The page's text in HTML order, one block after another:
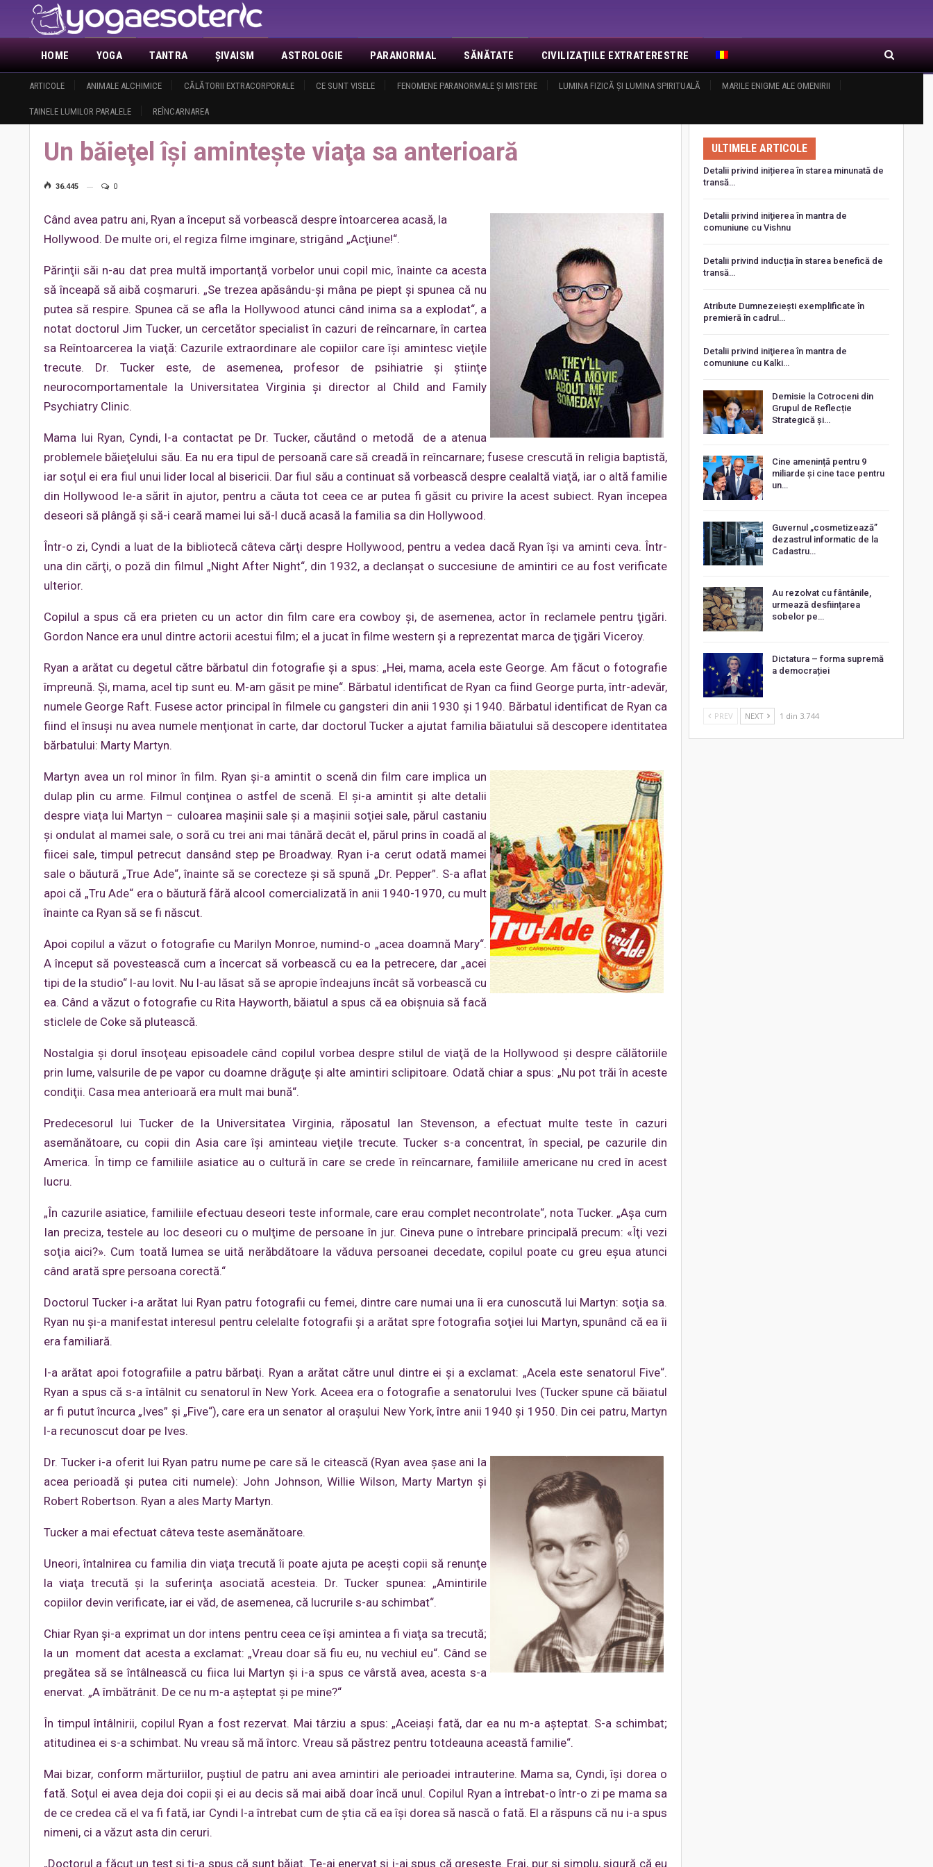
HOME
ACTUALITATE DEMASCAREA MASONERIEI ANUNŢURI DESPRE NOI EVENIMENTE REVELAŢII MISA CONTACT LOGIN ORA DE RĂSĂRIT ARTICOLE RECENTE
YOGA TANTRA ŞIVAISM ASTROLOGIE PARANORMAL
ARTICOLE ANIMALE ALCHIMICE CĂLĂTORII EXTRACORPORALE CE SUNT VISELE FENOMENE PARANORMALE ŞI MISTERE LUMINA FIZICĂ ŞI LUMINA SPIRITUALĂ MARILE ENIGME ALE OMENIRII
TAINELE LUMILOR PARALELE REÎNCARNAREA
SĂNĂTATE CIVILIZAŢIILE EXTRATERESTRE
Home Paranormal Reîncarnarea Un băieţel îşi aminteşte viaţa sa anterioară
Un băieţel îşi aminteşte viaţa sa anterioară
36.445 0
Când avea patru ani, Ryan a început să vorbească despre întoarcerea acasă, la
Hollywood. De multe ori, el regiza filme imginare, strigând „Acţiune!“.
Părinţii săi n-au dat prea multă importanţă vorbelor unui copil mic, înainte ca acesta
să înceapă să aibă coşmaruri. „Se trezea apăsându-şi mâna pe piept şi spunea că nu
putea să respire. Spunea că se afla la Hollywood atunci când inima sa a explodat“, a
notat doctorul Jim Tucker, un cercetător specialist în cazuri de reîncarnare, în cartea
sa Reîntoarcerea la viaţă: Cazurile extraordinare ale copiilor care îşi amintesc vieţile
trecute. Dr. Tucker este, de asemenea, profesor de psihiatrie şi ştiinţe
neurocomportamentale la Universitatea Virginia şi director al Child and Family
Psychiatry Clinic.
Mama lui Ryan, Cyndi, l-a contactat pe Dr. Tucker, căutând o metodă de a atenua
problemele băieţelului său. Ea nu era tipul de persoană care să creadă în reîncarnare; fusese crescută în religia baptistă,
iar soţul ei era fiul unui lider local al bisericii. Dar fiul său a continuat să vorbească despre cealaltă viaţă, iar o altă familie
din Hollywood le-a sărit în ajutor, pentru a căuta tot ceea ce ar putea fi găsit cu privire la acest subiect. Ryan începea
deseori să plângă şi să-i ceară mamei lui să-l ducă acasă la familia sa din Hollywood.
Într-o zi, Cyndi a luat de la bibliotecă câteva cărţi despre Hollywood, pentru a vedea dacă Ryan îşi va aminti ceva. Într-
una din cărţi, o poză din filmul „Night After Night“, din 1932, a declanşat o succesiune de amintiri ce au fost verificate
ulterior.
Copilul a spus că era prieten cu un actor din film care era cowboy şi, de asemenea, actor în reclamele pentru ţigări.
Gordon Nance era unul dintre actorii acestui film; el a jucat în filme western şi a reprezentat marca de ţigări Viceroy.
Ryan a arătat cu degetul către bărbatul din fotografie şi a spus: „Hei, mama, acela este George. Am făcut o fotografie
împreună. Şi, mama, acel tip sunt eu. M-am găsit pe mine“. Bărbatul identificat de Ryan ca fiind George purta, într-adevăr,
numele George Raft. Fusese actor principal în filmele cu gangsteri din anii 1930 şi 1940. Bărbatul identificat de Ryan ca
fiind el însuşi nu avea numele menţionat în carte, dar doctorul Tucker a ajutat familia băiatului să descopere identitatea
bărbatului: Marty Martyn.
Martyn avea un rol minor în film. Ryan şi-a amintit o scenă din film care implica un
dulap plin cu arme. Filmul conţinea o astfel de scenă. El şi-a amintit şi alte detalii
despre viaţa lui Martyn – culoarea maşinii sale şi a maşinii soţiei sale, părul castaniu
şi ondulat al mamei sale, o soră cu trei ani mai tânără decât el, părul prins în coadă al
fiicei sale, timpul petrecut dansând step pe Broadway. Ryan i-a cerut odată mamei
sale o băutură „True Ade“, înainte să se corecteze şi să spună „Dr. Pepper”. S-a aflat
apoi că „Tru Ade“ era o băutură fără alcool comercializată în anii 1940-1970, cu mult
înainte ca Ryan să se fi născut.
Apoi copilul a văzut o fotografie cu Marilyn Monroe, numind-o „acea doamnă Mary“.
A început să povestească cum a încercat să vorbească cu ea la petrecere, dar „acei
tipi de la studio“ l-au lovit. Nu l-au lăsat să se apropie îndeajuns încât să vorbească cu
ea. Când a văzut o fotografie cu Rita Hayworth, băiatul a spus că ea obişnuia să facă
sticlele de Coke să plutească.
Nostalgia şi dorul însoţeau episoadele când copilul vorbea despre stilul de viaţă de la Hollywood şi despre călătoriile
prin lume, valsurile de pe vapor cu doamne drăguţe şi alte amintiri sclipitoare. Odată chiar a spus: „Nu pot trăi în aceste
condiţii. Casa mea anterioară era mult mai bună“.
Predecesorul lui Tucker de la Universitatea Virginia, răposatul Ian Stevenson, a efectuat multe teste în cazuri
asemănătoare, cu copii din Asia care îşi aminteau vieţile trecute. Tucker s-a concentrat, în special, pe cazurile din
America. În timp ce familiile asiatice au o cultură în care se crede în reîncarnare, familiile americane nu cred în acest
lucru.
„În cazurile asiatice, familiile efectuau deseori teste informale, care erau complet necontrolate“, nota Tucker. „Aşa cum
Ian preciza, testele au loc deseori cu o mulţime de persoane în jur. Cineva pune o întrebare principală precum: «Îţi vezi
soţia aici?». Cum toată lumea se uită nerăbdătoare la văduva persoanei decedate, copilul poate cu greu eşua atunci
când arată spre persoana corectă.“
Doctorul Tucker i-a arătat lui Ryan patru fotografii cu femei, dintre care numai una îi era cunoscută lui Martyn: soţia sa.
Ryan nu şi-a manifestat interesul pentru celelalte fotografii şi a arătat spre fotografia soţiei lui Martyn, spunând că ea îi
era familiară.
I-a arătat apoi fotografiile a patru bărbaţi. Ryan a arătat către unul dintre ei şi a exclamat: „Acela este senatorul Five“.
Ryan a spus că s-a întâlnit cu senatorul în New York. Aceea era o fotografie a senatorului Ives (Tucker spune că băiatul
ar fi putut încurca „Ives” şi „Five“), care era un senator al oraşului New York, între anii 1940 şi 1950. Din cei patru, Martyn
l-a recunoscut doar pe Ives.
Dr. Tucker i-a oferit lui Ryan patru nume pe care să le citească (Ryan avea şase ani la
acea perioadă şi putea citi numele): John Johnson, Willie Wilson, Marty Martyn şi
Robert Robertson. Ryan a ales Marty Martyn.
Tucker a mai efectuat câteva teste asemănătoare.
Uneori, întalnirea cu familia din viaţa trecută îi poate ajuta pe aceşti copii să renunţe
la viaţa trecută şi la suferinţa asociată acesteia. Dr. Tucker spunea: „Amintirile
copiilor devin verificate, iar ei văd, de asemenea, că lucrurile s-au schimbat“.
Chiar Ryan şi-a exprimat un dor intens pentru ceea ce îşi amintea a fi viaţa sa trecută;
la un moment dat acesta a exclamat: „Vreau doar să fiu eu, nu vechiul eu“. Când se
pregătea să se întâlnească cu fiica lui Martyn şi i-a spus ce vârstă avea, acesta s-a
enervat. „A îmbătrânit. De ce nu m-a aşteptat şi pe mine?“
În timpul întâlnirii, copilul Ryan a fost rezervat. Mai târziu a spus: „Aceiaşi fată, dar ea nu m-a aşteptat. S-a schimbat;
atitudinea ei s-a schimbat. Nu vreau să mă întorc. Vreau să păstrez pentru totdeauna această familie“.
Mai bizar, conform mărturiilor, puştiul de patru ani avea amintiri ale perioadei intrauterine. Mama sa, Cyndi, îşi dorea o
fată. Soţul ei avea deja doi copii şi ei au decis să mai aibă doar încă unul. Copilul Ryan a întrebat-o într-o zi pe mama sa
de ce credea că el va fi fată, iar Cyndi l-a întrebat cum de ştia că ea îşi dorea să nască o fată. El a răspuns că nu i-a spus
nimeni, ci a văzut asta din ceruri.
„Doctorul a făcut un test şi ţi-a spus că sunt băiat. Te-ai enervat şi i-ai spus că greşeşte. Erai, pur şi simplu, sigură că eu
ULTIMELE ARTICOLE
Detalii privind inițierea în starea minunată de
transă…
Detalii privind iniţierea în mantra de
comuniune cu Vishnu
Detalii privind inducția în starea benefică de
transă…
Atribute Dumnezeiești exemplificate în
premieră în cadrul…
Detalii privind iniţierea în mantra de
comuniune cu Kalki…
Demisie la Cotroceni din
Grupul de Reflecție
Strategică și…
Cine amenință pentru 9
miliarde și cine tace pentru
un…
Guvernul „cosmetizează”
dezastrul informatic de la
Cadastru…
Au rezolvat cu fântânile,
urmează desființarea
sobelor pe…
Dictatura – forma supremă
a democrației
PREV NEXT 1 din 3.744